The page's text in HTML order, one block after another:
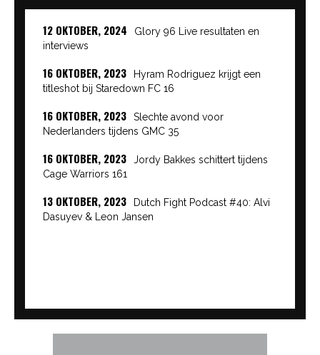
12 OKTOBER, 2024
Glory 96 Live resultaten en
interviews
16 OKTOBER, 2023
Hyram Rodriguez krijgt een
titleshot bij Staredown FC 16
16 OKTOBER, 2023
Slechte avond voor
Nederlanders tijdens GMC 35
16 OKTOBER, 2023
Jordy Bakkes schittert tijdens
Cage Warriors 161
13 OKTOBER, 2023
Dutch Fight Podcast #40: Alvi
Dasuyev & Leon Jansen